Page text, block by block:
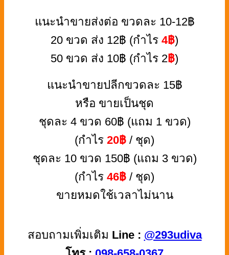
แนะนำขายส่งต่อ ขวดละ 10-12฿
20 ขวด ส่ง 12฿ (กำไร 4฿)
50 ขวด ส่ง 10฿ (กำไร 2฿)
แนะนำขายปลีกขวดละ 15฿
หรือ ขายเป็นชุด
ชุดละ 4 ขวด 60฿ (แถม 1 ขวด)
(กำไร 20฿ / ชุด)
ชุดละ 10 ขวด 150฿ (แถม 3 ขวด)
(กำไร 46฿ / ชุด)
ขายหมดใช้เวลาไม่นาน
สอบถามเพิ่มเติม Line : @293udiva